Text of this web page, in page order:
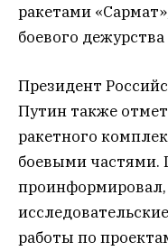
ракетами
боевого
Президент
Путин также
ракетного
боевыми частями.
проинформировал,
работы по